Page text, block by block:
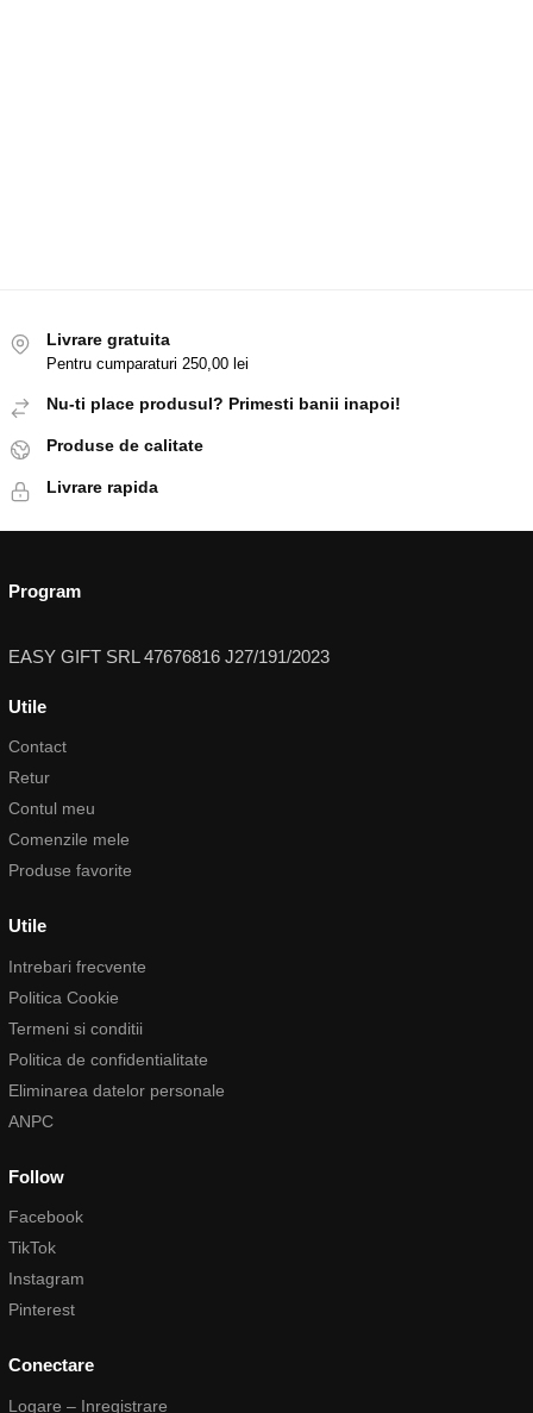
Livrare gratuita
Pentru cumparaturi 250,00 lei
Nu-ti place produsul? Primesti banii inapoi!
Produse de calitate
Livrare rapida
Program
EASY GIFT SRL 47676816 J27/191/2023
Utile
Contact
Retur
Contul meu
Comenzile mele
Produse favorite
Utile
Intrebari frecvente
Politica Cookie
Termeni si conditii
Politica de confidentialitate
Eliminarea datelor personale
ANPC
Follow
Facebook
TikTok
Instagram
Pinterest
Conectare
Logare – Inregistrare